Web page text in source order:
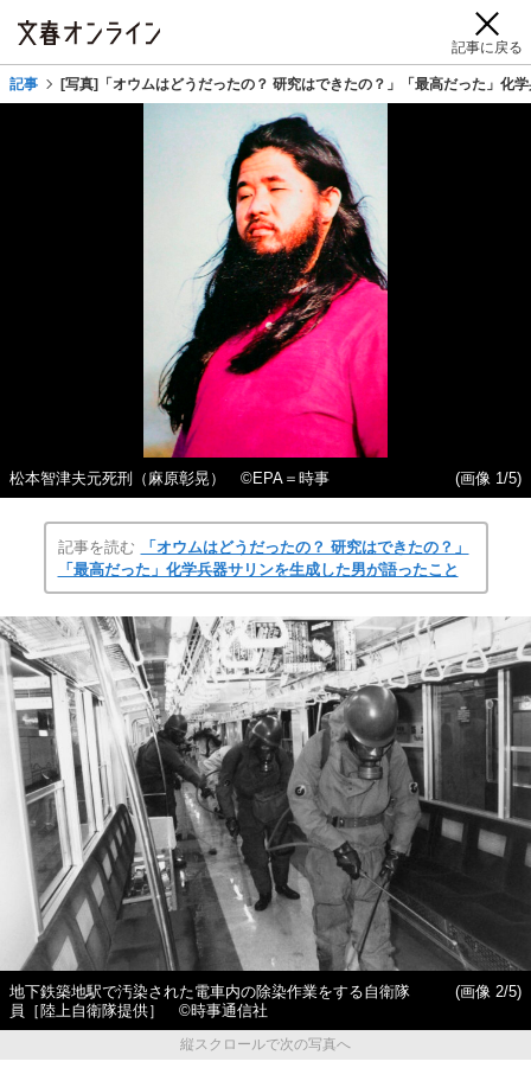
記事に戻る
記事 [写真]「オウムはどうだったの？ 研究はできたの？」「最高だった」化
松本智津夫元死刑（麻原彰晃） ©EPA＝時事 (画像 1/5)
記事を読む
「オウムはどうだったの？ 研究はできたの？」
「最高だった」化学兵器サリンを生成した男が語ったこと
地下鉄築地駅で汚染された電車内の除染作業をする自衛隊
員［陸上自衛隊提供］ ©時事通信社
(画像 2/5)
縦スクロールで次の写真へ